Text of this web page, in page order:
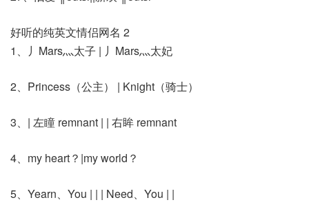
好听的纯英文情侣网名 2
1、丿Mars灬太子 | 丿Mars灬太妃
2、Princess（公主） | Knight（骑士）
3、| 左瞳 remnant | | 右眸 remnant
4、my heart？|my world？
5、Yearn、You | | | Need、You | |